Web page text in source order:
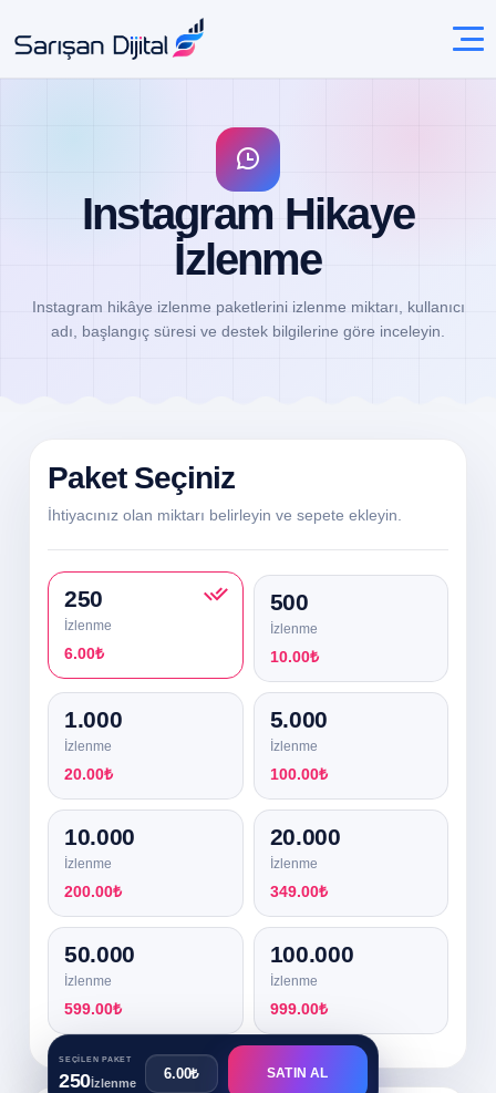
Instagram Hikaye
İzlenme
Instagram hikâye izlenme paketlerini izlenme miktarı, kullanıcı
adı, başlangıç süresi ve destek bilgilerine göre inceleyin.
Paket Seçiniz
İhtiyacınız olan miktarı belirleyin ve sepete ekleyin.
250
İzlenme
6.00₺
500
İzlenme
10.00₺
1.000
İzlenme
20.00₺
5.000
İzlenme
100.00₺
10.000
İzlenme
200.00₺
20.000
İzlenme
349.00₺
50.000
İzlenme
599.00₺
100.000
İzlenme
999.00₺
SEÇILEN PAKET
250İzlenme
6.00₺ SATIN AL